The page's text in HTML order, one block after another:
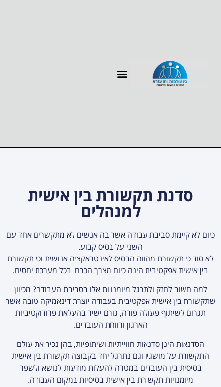
סדנת תקשורת בין אישית
למנהלים
כיום לא קיימת סביבת עבודה אשר בה אנשים לא מתקשרים אחד עם
השני על בסיס קבוע.
לא סוד כי תקשורת מהווה הבסיס לאינטראקציה אנושית וכי תקשורת
בין אישית אפקטיבית הינה כיום מצרך הכרחי בכל מערכת יחסים.
למה חשוב לחזק ולתרגל מיומנויות אלו בסביבת העבודה? מכיוון
שתקשורת בין אישית אפקטיבית בעבודה יוצרת דינאמיקה טובה אשר
תגרום לשיתוף פעולה פורה, גורם ישיר בהעלאת פרודוקטיביות
הארגון ורווחת העובדים.
הסדנאות הינן סדנאות חווייתיות ושיתופיות, בהן נכיר את עולם
התקשורת על מושגיו וגם נתרגל יחד בקבוצה תקשורת בין אישית
בסיסית בין העובדים במטרה להעלות מודעות לנושא ולשפר
מיומנויות תקשורת בין אישית בסיסיות במקום העבודה.